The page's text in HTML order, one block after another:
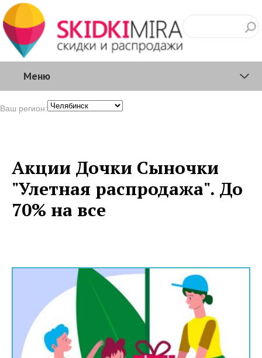
Меню
Ваш регион:
Акции Дочки Сыночки
"Улетная распродажа". До
70% на все